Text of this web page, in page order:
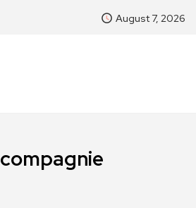
August 7, 2026
compagnie